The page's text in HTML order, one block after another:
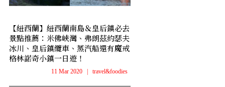
【紐西蘭】紐西蘭南島＆皇后鎮必去
景點推薦：米佛峽灣、弗朗茲約瑟夫
冰川、皇后鎮纜車、蒸汽船還有魔戒
格林諾奇小鎮一日遊！
11 Mar 2020 | travel&foodies